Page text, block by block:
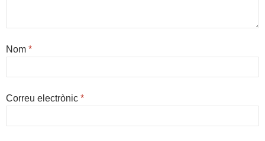
Nom *
Correu electrònic *